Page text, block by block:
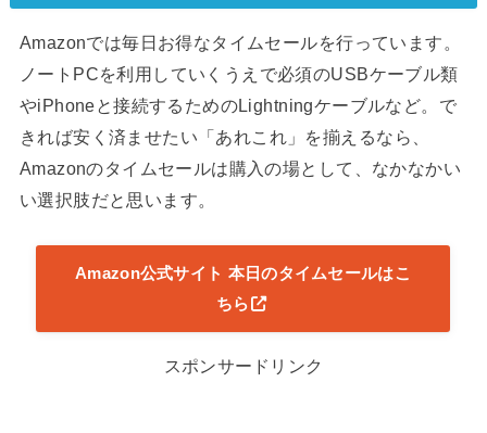
Amazonでは毎日お得なタイムセールを行っています。
ノートPCを利用していくうえで必須のUSBケーブル類
やiPhoneと接続するためのLightningケーブルなど。で
きれば安く済ませたい「あれこれ」を揃えるなら、
Amazonのタイムセールは購入の場として、なかなかい
い選択肢だと思います。
Amazon公式サイト 本日のタイムセールはこ
ちら
スポンサードリンク